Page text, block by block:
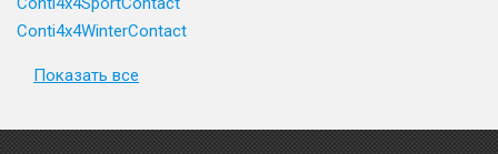
Conti4x4WinterContact
Показать все